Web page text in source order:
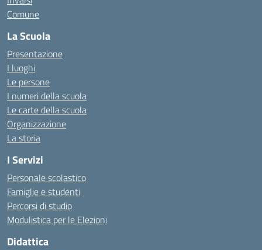
Comune
La Scuola
Presentazione
I luoghi
Le persone
I numeri della scuola
Le carte della scuola
Organizzazione
La storia
I Servizi
Personale scolastico
Famiglie e studenti
Percorsi di studio
Modulistica per le Elezioni
Didattica